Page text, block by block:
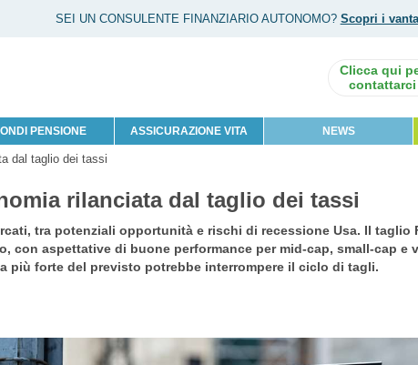
SEI UN CONSULENTE FINANZIARIO AUTONOMO? Scopri i
PENSIONE ASSICURAZIONE VITA NEWS
dal taglio dei tassi
rilanciata dal taglio dei tassi
tra potenziali opportunità e rischi di recessione Usa. Il taglio
con aspettative di buone performance per mid-cap, small-cap e
più forte del previsto potrebbe interrompere il ciclo di tagli.